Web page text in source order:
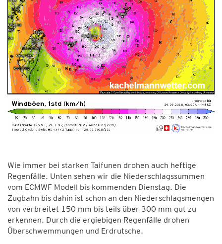
Wie immer bei starken Taifunen drohen auch heftige
Regenfälle. Unten sehen wir die Niederschlagssummen
vom ECMWF Modell bis kommenden Dienstag. Die
Zugbahn bis dahin ist schon an den Niederschlagsmengen
von verbreitet 150 mm bis teils über 300 mm gut zu
erkennen. Durch die ergiebigen Regenfälle drohen
Überschwemmungen und Erdrutsche.